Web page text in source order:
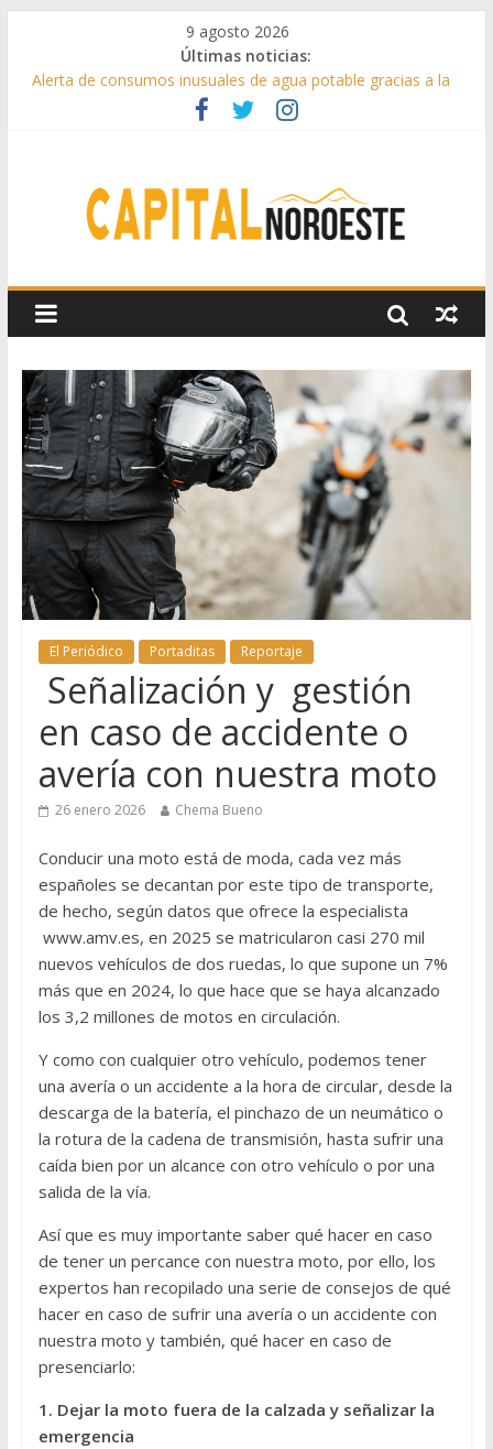
9 agosto 2026
Últimas noticias:
Alerta de consumos inusuales de agua potable gracias a la
telelectura de Canal de Isabel II
Francisco Garcinuño rescata la historia taurina de Casavieja
patronales de Pozuelo
El Festival Escenas de Verano llega al ecuador de su VII
beneficios fiscales en 2025
El Periódico Portaditas Reportaje
Señalización y gestión
en caso de accidente o
avería con nuestra moto
26 enero 2026 Chema Bueno
Conducir una moto está de moda, cada vez más
españoles se decantan por este tipo de transporte,
de hecho, según datos que ofrece la especialista
www.amv.es, en 2025 se matricularon casi 270 mil
nuevos vehículos de dos ruedas, lo que supone un 7%
más que en 2024, lo que hace que se haya alcanzado
los 3,2 millones de motos en circulación.
Y como con cualquier otro vehículo, podemos tener
una avería o un accidente a la hora de circular, desde la
descarga de la batería, el pinchazo de un neumático o
la rotura de la cadena de transmisión, hasta sufrir una
caída bien por un alcance con otro vehículo o por una
salida de la vía.
Así que es muy importante saber qué hacer en caso
de tener un percance con nuestra moto, por ello, los
expertos han recopilado una serie de consejos de qué
hacer en caso de sufrir una avería o un accidente con
nuestra moto y también, qué hacer en caso de
presenciarlo:
1. Dejar la moto fuera de la calzada y señalizar la
emergencia